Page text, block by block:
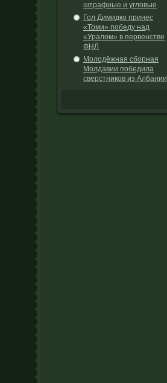
штрафные и угловые
Гол Димидко принес
«Томи» победу над
«Уралом» в первенстве
ФНЛ
Молодёжная сборная
Молдавии победила
сверстников из Албании